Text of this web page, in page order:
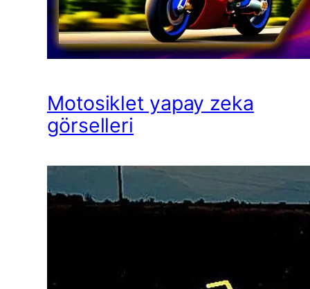
Motosiklet yapay zeka
görselleri